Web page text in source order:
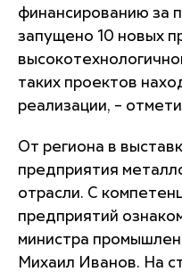
финансированию за
запущено 10 новых
таких проектов
реализации, –
От региона в
предприятия
отрасли. С
предприятий
министра
Михаил Иванов. На